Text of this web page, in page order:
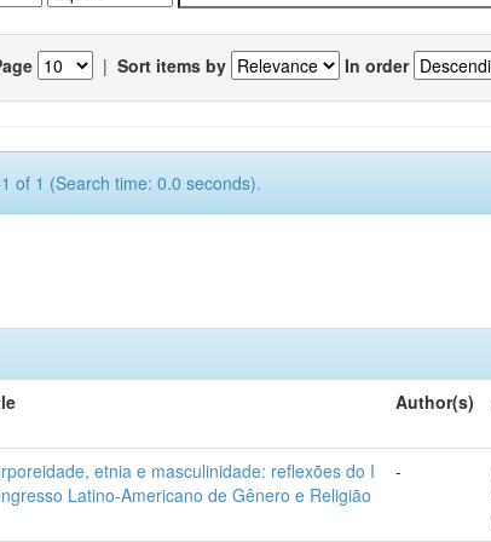
| Sort items by In order
of 1 (Search time: 0.0 seconds).
Author(s)
etnia e masculinidade: reflexões do I
Latino-Americano de Gênero e Religião
-